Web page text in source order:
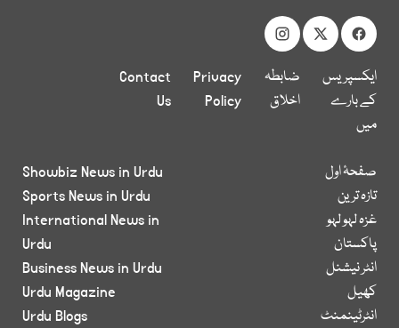
ایکسپریس
کے بارے
میں
ضابطہ
اخلاق
Privacy
Policy
Contact
Us
صفحۂ اول
تازہ ترین
غزہ لہو لہو
پاکستان
انٹر نیشنل
کھیل
انٹرٹینمنٹ
Showbiz News in Urdu
Sports News in Urdu
International News in
Urdu
Business News in Urdu
Urdu Magazine
Urdu Blogs